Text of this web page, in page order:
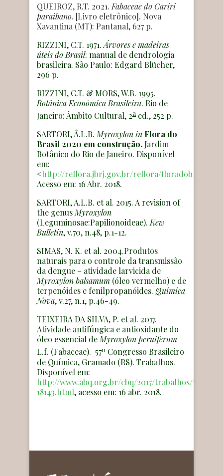
QUEIROZ, R.T. 2021. Fabaceae do Cariri
paraibano. [Livro eletrônico]. Nova
Xavantina (MT): Pantanal, 627 p.
RIZZINI, C.T. 1971. Árvores e madeiras
úteis do Brasil: manual de dendrologia
brasileira. São Paulo: Edgard Blücher,
296 p.
RIZZINI, C.T. & MORS, W.B. 1995.
Botânica Econômica Brasileira. Rio de
Janeiro: Âmbito Cultural, 2a ed., 252 p.
SARTORI, Â.L.B. Myroxylonin Flora do
Brasil 2020 em construção.Jardim
Botânico do Rio de Janeiro. Disponível
em:
<http://reflora.jbrj.gov.br/reflora/floradobrasil/
Acesso em: 16 Abr. 2018.
SARTORI, A.L.B. et al. 2015. A revision of
the genus Myroxylon
(Leguminosae:Papilionoideae). Kew
Bulletin, v.70, n.48, p.1-12.
SIMAS, N. K. et al. 2004.Produtos
naturais para o controle da transmissão
da dengue – atividade larvicida de
Myroxylon balsamum (óleo vermelho) e de
terpenóides e fenilpropanóides. Química
Nova, v.27, n.1, p.46-49.
TEIXEIRA DA SILVA, P. et al. 2017.
Atividade antifúngica e antioxidante do
óleo essencial de Myroxylon peruiferum
L.f. (Fabaceae). 57o Congresso Brasileiro
de Química, Gramado (RS). Trabalhos.
Disponível em:
http://www.abq.org.br/cbq/2017/trabalhos/7/11383-
18143.html, acesso em: 16 abr. 2018.